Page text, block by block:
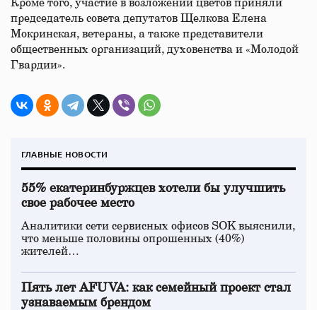
Кроме того, участие в возложении цветов приняли
председатель совета депутатов Щелкова Елена
Мокринская, ветераны, а также представители
общественных организаций, духовенства и «Молодой
Гвардии».
ГЛАВНЫЕ НОВОСТИ
55% екатеринбуржцев хотели бы улучшить
свое рабочее место
Аналитики сети сервисных офисов SOK выяснили,
что меньше половины опрошенных (40%)
жителей…
Пять лет AFUVA: как семейный проект стал
узнаваемым брендом